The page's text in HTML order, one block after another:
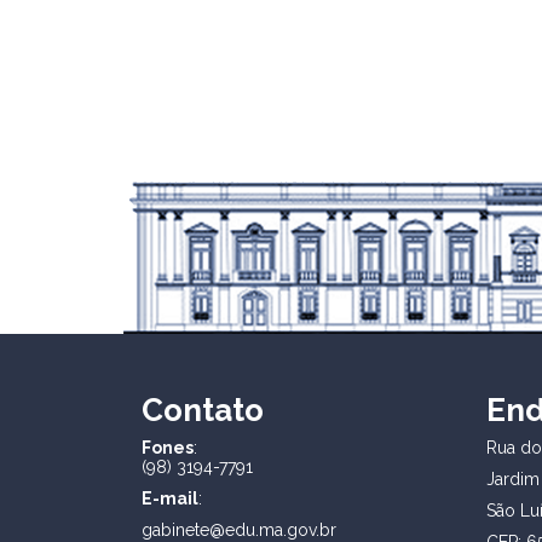
Contato
Fones:
(98) 3194-7791
E-mail:
gabinete@edu.ma.gov.br
Rua
São